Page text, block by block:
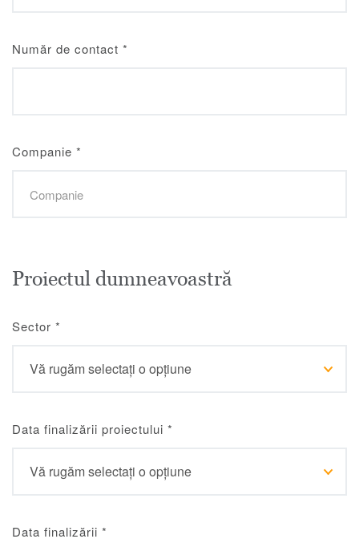
Număr de contact *
Companie *
Proiectul dumneavoastră
Sector *
Data finalizării proiectului *
Data finalizării *